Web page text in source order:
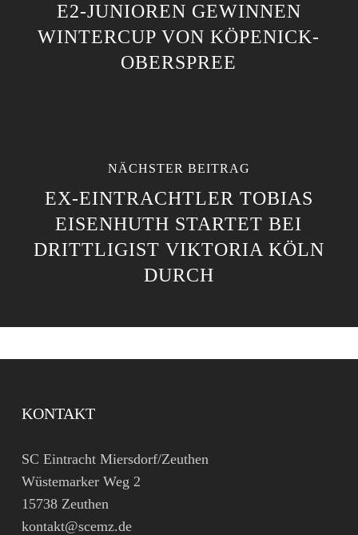
E2-JUNIOREN GEWINNEN
WINTERCUP VON KÖPENICK-
OBERSPREE
NÄCHSTER BEITRAG
EX-EINTRACHTLER TOBIAS
EISENHUTH STARTET BEI
DRITTLIGIST VIKTORIA KÖLN
DURCH
KONTAKT
SC Eintracht Miersdorf/Zeuthen
Wüstemarker Weg 2
15738 Zeuthen
kontakt@scemz.de